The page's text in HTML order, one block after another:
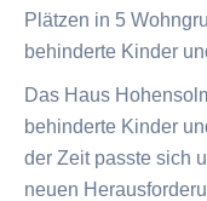
Plätzen in 5
behinderte Kinder
Das Haus
behinderte Kinder
der Zeit passte sich
neuen